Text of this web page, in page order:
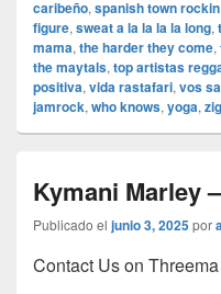
caribeño, spanish town rockin
figure, sweat a la la la la long,
mama, the harder they come,
the maytals, top artistas
positiva, vida rastafari, vos
jamrock, who knows, yoga,
Kymani Marley
Publicado el junio 3, 2025por
Contact Us on Threema